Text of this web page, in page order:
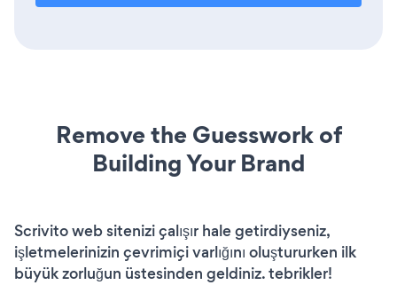
Remove the Guesswork of
Building Your Brand
Scrivito web sitenizi çalışır hale getirdiyseniz,
işletmelerinizin çevrimiçi varlığını oluştururken ilk
büyük zorluğun üstesinden geldiniz. tebrikler!